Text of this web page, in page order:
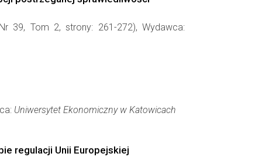
39, Tom 2, strony: 261-272), Wydawca:
Uniwersytet Ekonomiczny w Katowicach
regulacji Unii Europejskiej